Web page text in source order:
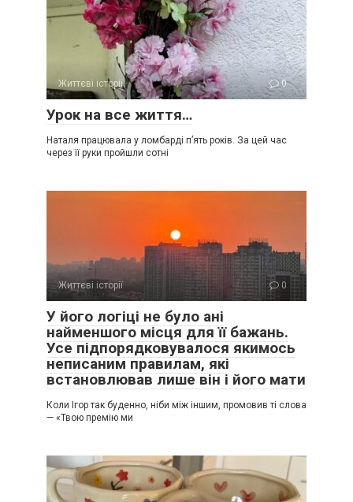
Життєві історії 0
Урок на все життя…
Наталя працювала у ломбарді п’ять років. За цей час
через її руки пройшли сотні
Життєві історії 0
У його логіці не було ані
найменшого місця для її бажань.
Усе підпорядковувалося якимось
неписаним правилам, які
встановлював лише він і його мати
Коли Ігор так буденно, ніби між іншим, промовив ті слова
— «Твою премію ми